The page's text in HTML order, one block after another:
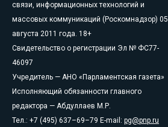
связи, информационных технологий и
массовых коммуникаций (Роскомнадзор) 05
августа 2011 года. 18+
Свидетельство о регистрации Эл № ФС77-
46097
Учредитель — АНО «Парламентская газета»
Исполняющий обязанности главного
редактора — Абдуллаев М.Р.
Тел.: +7 (495) 637–69–79 E-mail: pg@pnp.ru